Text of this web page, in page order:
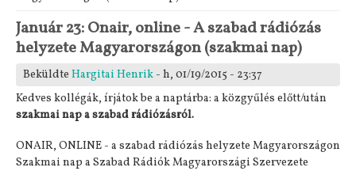
Január 23: Onair, online - A szabad rádiózás
helyzete Magyarországon (szakmai nap)
Beküldte Hargitai Henrik - h, 01/19/2015 - 23:37
Kedves kollégák, írjátok be a naptárba: a közgyűlés előtt/után
szakmai nap a szabad rádiózásról.
ONAIR, ONLINE - a szabad rádiózás helyzete Magyarországon
Szakmai nap a Szabad Rádiók Magyarországi Szervezete